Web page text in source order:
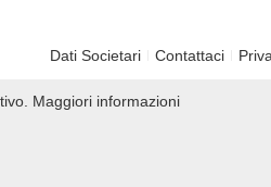
Maggiori informazioni
Dati Societari Contattaci